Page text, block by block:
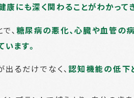
康にも深く関わることがわかって
、 糖尿病の悪化、心臓や血管の
ます。
るだけでなく、認知機能の低下